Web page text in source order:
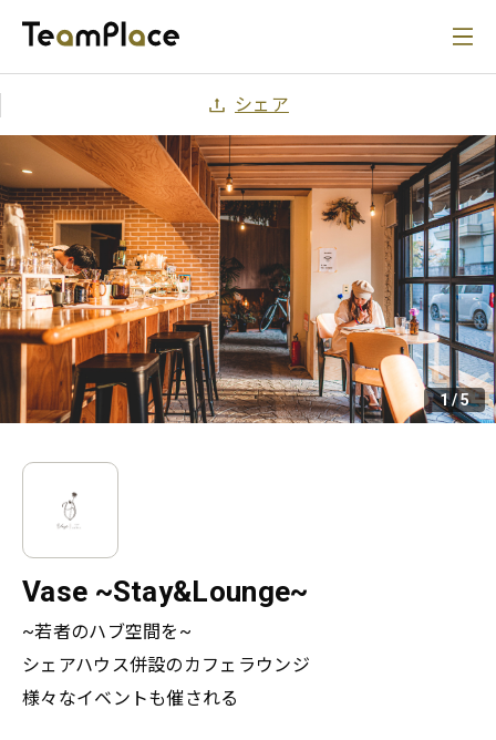
シェア
1/5
Vase ~Stay&Lounge~
~若者のハブ空間を~
シェアハウス併設のカフェラウンジ
様々なイベントも催される